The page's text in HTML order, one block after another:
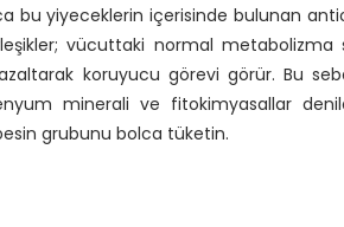
bu yiyeceklerin içerisinde bulunan
vücuttaki normal metabolizma
koruyucu görevi görür. Bu
minerali ve fitokimyasallar
grubunu bolca tüketin.